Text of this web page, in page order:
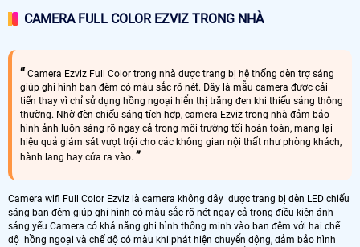
CAMERA FULL COLOR EZVIZ TRONG NHÀ
Camera Ezviz Full Color trong nhà được trang bị hệ thống đèn trợ sáng
giúp ghi hình ban đêm có màu sắc rõ nét. Đây là mẫu camera được cải
tiến thay vì chỉ sử dụng hồng ngoại hiển thị trắng đen khi thiếu sáng thông
thường. Nhờ đèn chiếu sáng tích hợp, camera Ezviz trong nhà đảm bảo
hình ảnh luôn sáng rõ ngay cả trong môi trường tối hoàn toàn, mang lại
hiệu quả giám sát vượt trội cho các không gian nội thất như phòng khách,
hành lang hay cửa ra vào.
Camera wifi Full Color Ezviz là camera không dây được trang bị đèn LED chiếu
sáng ban đêm giúp ghi hình có màu sắc rõ nét ngay cả trong điều kiện ánh
sáng yếu Camera có khả năng ghi hình thông minh vào ban đêm với hai chế
độ hồng ngoại và chế độ có màu khi phát hiện chuyển động, đảm bảo hình